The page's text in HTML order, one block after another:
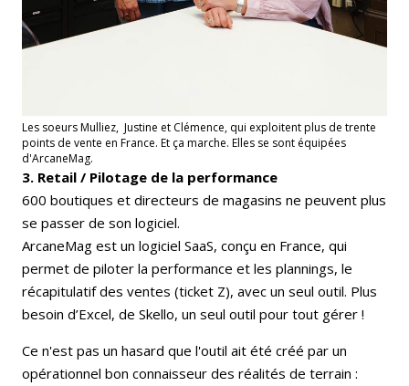
Les soeurs Mulliez, Justine et Clémence, qui exploitent plus de trente
points de vente en France. Et ça marche. Elles se sont équipées
d'ArcaneMag.
3. Retail / Pilotage de la performance
600 boutiques et directeurs de magasins ne peuvent plus
se passer de son logiciel.
ArcaneMag est un logiciel SaaS, conçu en France, qui
permet de piloter la performance et les plannings, le
récapitulatif des ventes (ticket Z), avec un seul outil. Plus
besoin d’Excel, de Skello, un seul outil pour tout gérer !
Ce n'est pas un hasard que l'outil ait été créé par un
opérationnel bon connaisseur des réalités de terrain :